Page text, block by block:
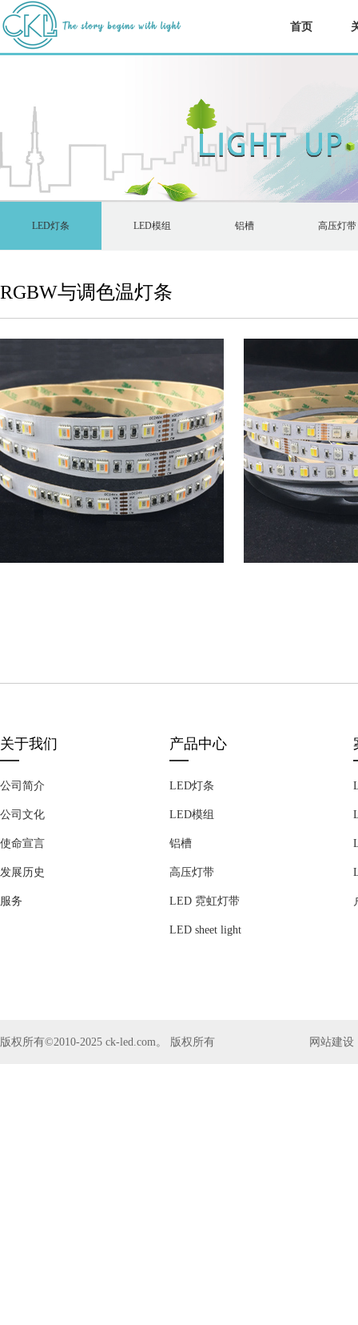
首页
LED灯条 LED模组 铝槽 高压灯带
RGBW与调色温灯条
关于我们
公司简介
公司文化
使命宣言
发展历史
服务
产品中心
LED灯条
LED模组
铝槽
高压灯带
LED 霓虹灯带
LED sheet light
版权所有©2010-2025 ck-led.com。 版权所有 网站建设